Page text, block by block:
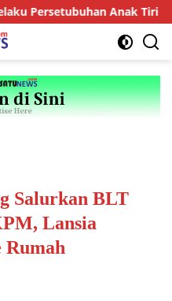
Anak Tiri Dituntut
Salurkan BLT
Lansia
Rumah